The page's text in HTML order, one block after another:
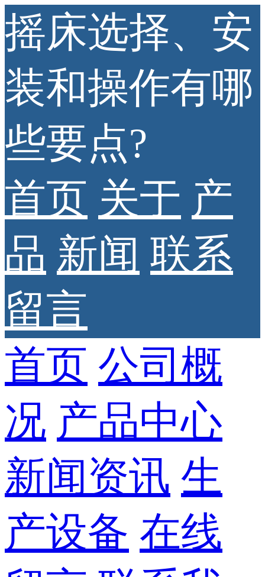
摇床选择、安
装和操作有哪
些要点?
首页 关于 产
品 新闻 联系
留言
首页 公司概
况 产品中心
新闻资讯 生
产设备 在线